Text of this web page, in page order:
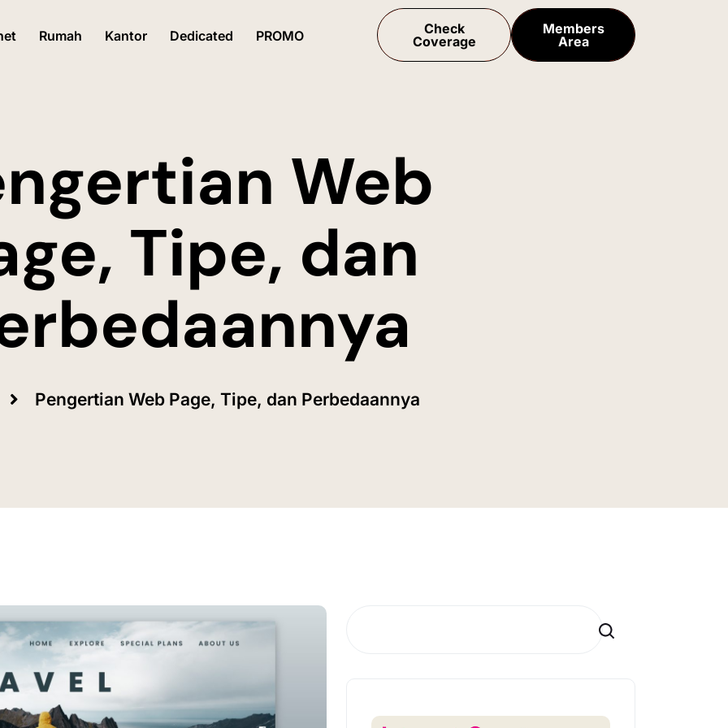
Rumah Kantor Dedicated PROMO
Check
Coverage
Members
Area
Web
Tipe, dan
Pengertian Web Page, Tipe, dan Perbedaannya
Search